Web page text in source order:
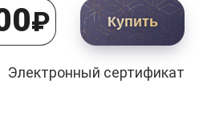
₽ Купить
Электронный сертификат